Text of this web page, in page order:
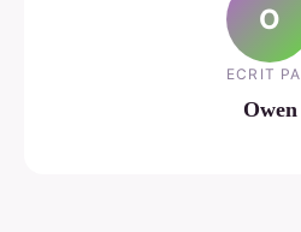
O
ECRIT
Owen